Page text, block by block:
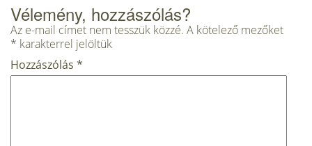
Vélemény, hozzászólás?
Az e-mail címet nem tesszük közzé. A kötelező mezőket
* karakterrel jelöltük
Hozzászólás *